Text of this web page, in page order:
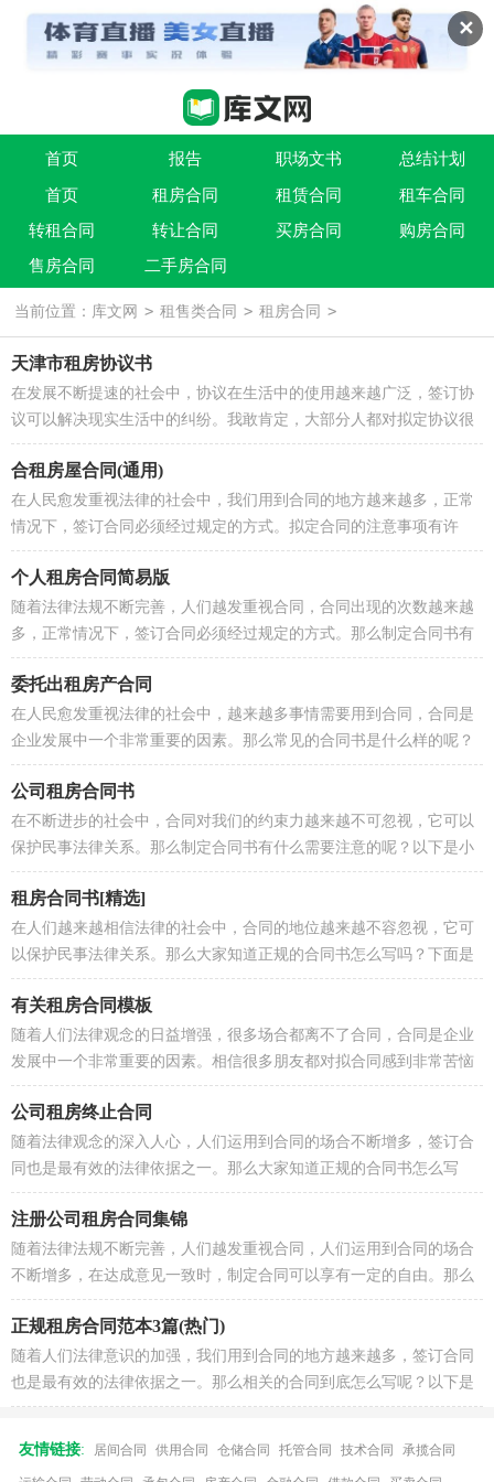
✕
首页 报告 职场文书 总结计划
条据书信 实用文 祝福语
首页 租房合同 租赁合同
租车合同
转租合同
转让合同 买房合同
购房合同
售房合同
二手房合同
当前位置： 库文网 > 租售类合同 > 租房合同 >
天津市租房协议书
在发展不断提速的社会中，协议在生活中的使用越来越广泛，签订协
议可以解决现实生活中的纠纷。我敢肯定，大部分人都对拟定协议很
是头疼的，以下是小编整理的天津...
合租房屋合同(通用)
在人民愈发重视法律的社会中，我们用到合同的地方越来越多，正常
情况下，签订合同必须经过规定的方式。拟定合同的注意事项有许
多，你确定会写吗？以下是小编精心...
个人租房合同简易版
随着法律法规不断完善，人们越发重视合同，合同出现的次数越来越
多，正常情况下，签订合同必须经过规定的方式。那么制定合同书有
什么需要注意的呢？以下是小编为...
委托出租房产合同
在人民愈发重视法律的社会中，越来越多事情需要用到合同，合同是
企业发展中一个非常重要的因素。那么常见的合同书是什么样的呢？
以下是小编为大家收集的委托出租...
公司租房合同书
在不断进步的社会中，合同对我们的约束力越来越不可忽视，它可以
保护民事法律关系。那么制定合同书有什么需要注意的呢？以下是小
编收集整理的公司租房合同书，仅...
租房合同书[精选]
在人们越来越相信法律的社会中，合同的地位越来越不容忽视，它可
以保护民事法律关系。那么大家知道正规的合同书怎么写吗？下面是
小编为大家整理的租房合同书，欢...
有关租房合同模板
随着人们法律观念的日益增强，很多场合都离不了合同，合同是企业
发展中一个非常重要的因素。相信很多朋友都对拟合同感到非常苦恼
吧，以下是小编为大家收集的有关...
公司租房终止合同
随着法律观念的深入人心，人们运用到合同的场合不断增多，签订合
同也是最有效的法律依据之一。那么大家知道正规的合同书怎么写
吗？以下是小编整理的公司租房终止...
注册公司租房合同集锦
随着法律法规不断完善，人们越发重视合同，人们运用到合同的场合
不断增多，在达成意见一致时，制定合同可以享有一定的自由。那么
相关的合同到底怎么写呢？以下是...
正规租房合同范本3篇(热门)
随着人们法律意识的加强，我们用到合同的地方越来越多，签订合同
也是最有效的法律依据之一。那么相关的合同到底怎么写呢？以下是
小编为大家收集的正规租房合同范...
友情链接: 居间合同 供用合同 仓储合同 托管合同 技术合同 承揽合同